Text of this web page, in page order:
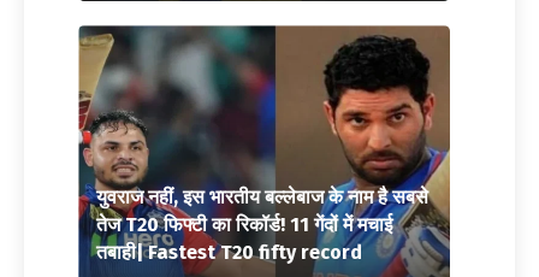
युवराज नहीं, इस भारतीय बल्लेबाज के नाम है सबसे
तेज T20 फिफ्टी का रिकॉर्ड! 11 गेंदों में मचाई
तबाही| Fastest T20 fifty record